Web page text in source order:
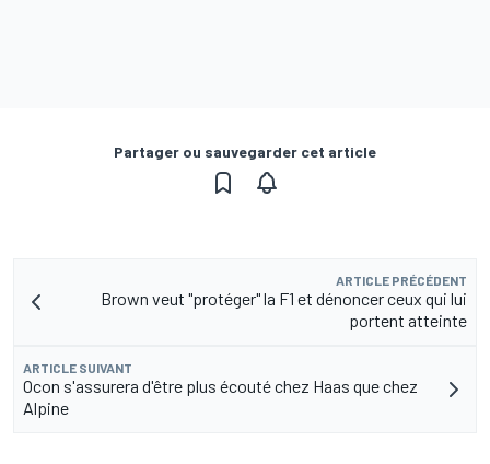
Partager ou sauvegarder cet article
ARTICLE PRÉCÉDENT
Brown veut "protéger" la F1 et dénoncer ceux qui lui
portent atteinte
ARTICLE SUIVANT
Ocon s'assurera d'être plus écouté chez Haas que chez
Alpine